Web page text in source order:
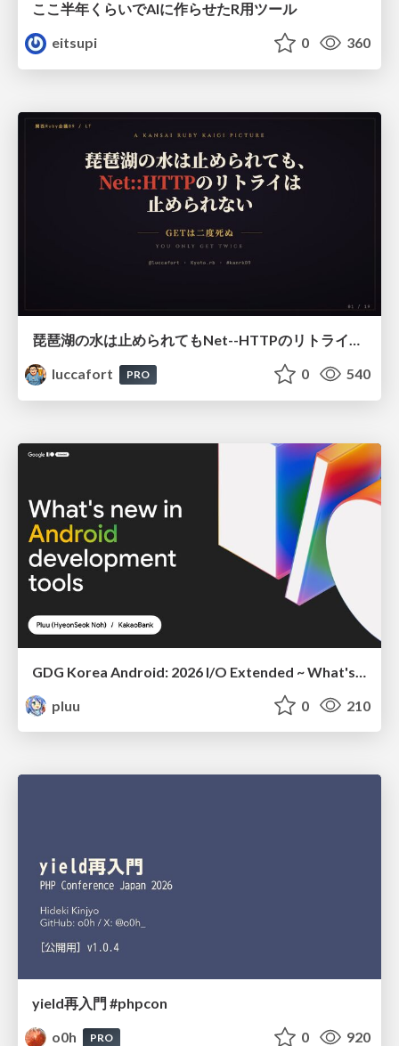
ここ半年くらいでAIに作らせたR用ツール
eitsupi
0 360
琵琶湖の水は止められてもNet--HTTPのリトライは止められない / You might be able to stop the water flow of Lake Biwa but you can't stop Net::HTTP retries
luccafort
PRO 0 540
pluu
0 210
yield再入門 #phpcon
o0h
PRO 0 920